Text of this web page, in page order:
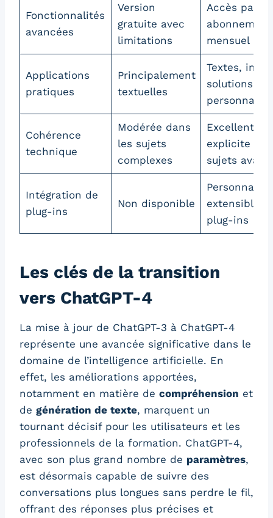
Fonctionnalités
avancées
Version
gratuite avec
limitations
Accès par
abonnement
mensuel
Applications
pratiques
Principalement
textuelles
Textes,
solutions
Cohérence
technique
Modérée dans
les sujets
complexes
Excellente,
explicite sur
sujets
Intégration de
plug-ins
Non disponible
extensibles
plug-ins
Les clés de la transition
vers ChatGPT-4
La mise à jour de ChatGPT-3 à ChatGPT-4
représente une avancée significative dans le
domaine de l’intelligence artificielle. En
effet, les améliorations apportées,
notamment en matière de compréhension et
de génération de texte, marquent un
tournant décisif pour les utilisateurs et les
professionnels de la formation. ChatGPT-4,
avec son plus grand nombre de paramètres,
est désormais capable de suivre des
conversations plus longues sans perdre le fil,
offrant des réponses plus précises et